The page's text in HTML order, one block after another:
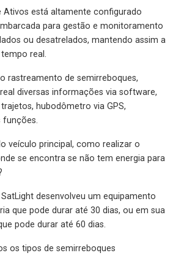
Ativos está altamente configurado
para gestão e monitoramento
ou desatrelados, mantendo assim a
real.
rastreamento de semirreboques,
diversas informações via software,
hubodômetro via GPS,
funções.
veículo principal, como realizar o
se encontra se não tem energia para
desenvolveu um equipamento
que pode durar até 30 dias, ou em sua
pode durar até 60 dias.
os tipos de semirreboques